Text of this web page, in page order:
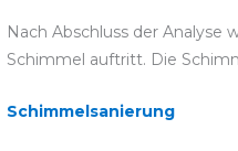
Nach Abschluss der
Schimmel auftritt. Die
Schimmelsanierung